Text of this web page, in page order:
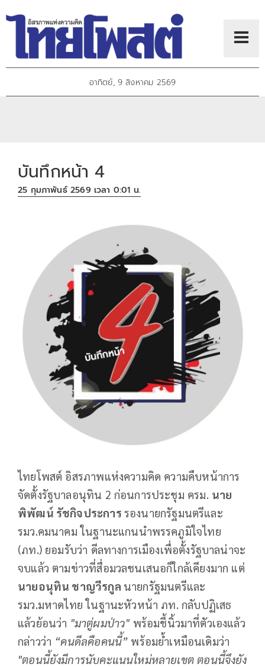
อาทิตย์, 9 สิงหาคม 2569
บันทึกหน้า 4
25 กุมภาพันธ์ 2569 เวลา 0:01 น.
ไทยโพสต์ อิสรภาพแห่งความคิด ความคืบหน้าการ
จัดตั้งรัฐบาลอนุทิน 2 ก่อนการประชุม ครม. นาย
พิพัฒน์ รัชกิจประการ รองนายกรัฐมนตรีและ
รมว.คมนาคม ในฐานะแกนนำพรรคภูมิใจไทย
(ภท.) ยอมรับว่า ดีลทางการเมืองเพื่อตั้งรัฐบาลน่าจะ
จบแล้ว ตามข่าวที่สื่อมวลชนเสนอก็ใกล้เคียงมาก แต่
นายอนุทิน ชาญวีรกูล นายกรัฐมนตรีและ
รมว.มหาดไทย ในฐานะหัวหน้า ภท. กลับปฏิเสธ
แล้วย้อนว่า "มาตู่ผมป่าว" พร้อมชี้นิ้วมาที่ตัวเองแล้ว
กล่าวว่า “คนดีลคือคนนี้” พร้อมย้ำเหมือนเดิมว่า
"ตอนนี้ยังมีการนับคะแนนใหม่หลายเขต ตอนนี้จึงยัง